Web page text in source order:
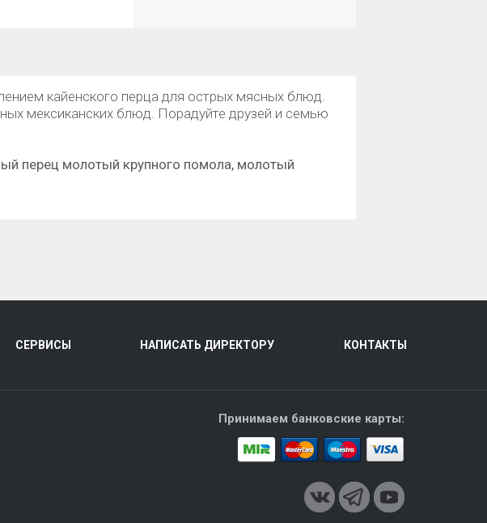
кайенского перца для острых мясных блюд.
мексиканских блюд. Порадуйте друзей и семью
перец молотый крупного помола, молотый
СЕРВИСЫ НАПИСАТЬ ДИРЕКТОРУ КОНТАКТЫ
Принимаем банковские карты: